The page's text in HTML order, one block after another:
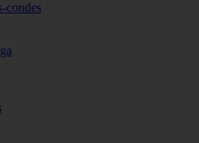
condes